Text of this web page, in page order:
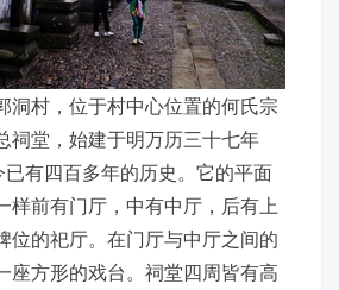
洞村，位于村中心位置的何氏宗
祠堂，始建于明万历三十七年
已有四百多年的历史。它的平面
样前有门厅，中有中厅，后有上
位的祀厅。在门厅与中厅之间的
座方形的戏台。祠堂四周皆有高